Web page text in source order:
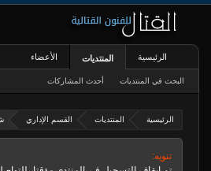
الرئيسية المنتديات القسم الإداري
تنويه:
الرئيسية المنتديات
البحث في المنتديات أحدث المشاركات
الأعضاء